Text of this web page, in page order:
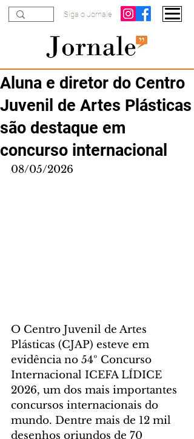
Siga o Jornale
Aluna e diretor do Centro
Juvenil de Artes Plásticas
são destaque em
concurso internacional
08/05/2026
O Centro Juvenil de Artes
Plásticas (CJAP) esteve em
evidência no 54º Concurso
Internacional ICEFA LÍDICE
2026, um dos mais importantes
concursos internacionais do
mundo. Dentre mais de 12 mil
desenhos oriundos de 70